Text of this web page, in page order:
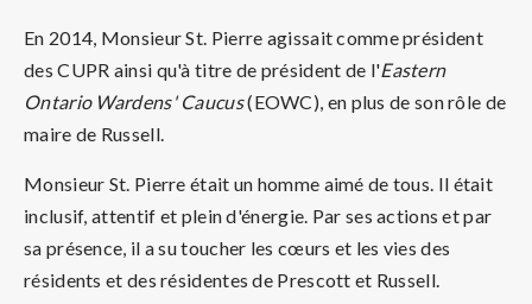
En 2014, Monsieur St. Pierre agissait comme président
des CUPR ainsi qu'à titre de président de l'Eastern
Ontario Wardens' Caucus(EOWC), en plus de son rôle de
maire de Russell.
Monsieur St. Pierre était un homme aimé de tous. Il était
inclusif, attentif et plein d'énergie. Par ses actions et par
sa présence, il a su toucher les cœurs et les vies des
résidents et des résidentes de Prescott et Russell.